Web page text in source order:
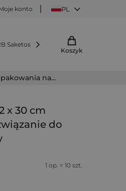
konto PL
Saketos
Koszyk
na...
x 30 cm
do
1 op. = 10 szt.